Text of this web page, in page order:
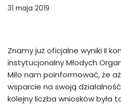
31 maja 2019
Znamy już oficjalne wyniki II
instytucjonalny Młodych
Miło nam poinformować, że
wsparcie na swoją
kolejny liczba wniosków była